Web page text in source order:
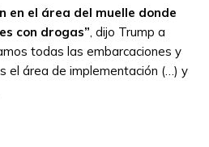
en el área del muelle donde
con drogas”, dijo Trump a
todas las embarcaciones y
el área de implementación (…) y